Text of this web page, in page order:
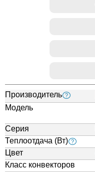
Производитель ?
Модель
Серия
Теплоотдача (Вт) ?
Цвет
Класс конвекторов